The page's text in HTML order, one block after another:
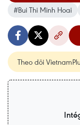
#Bui Thi Minh Hoai
Theo dõi